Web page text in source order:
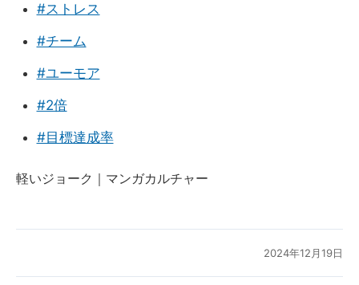
#ストレス
#チーム
#ユーモア
#2倍
#目標達成率
軽いジョーク｜マンガカルチャー
2024年12月19日